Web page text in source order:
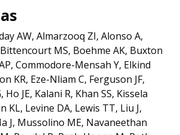
AW, Almarzooq ZI, Alonso A,
MS, Boehme AK, Buxton
Commodore-Mensah Y, Elkind
KR, Eze-Nliam C, Ferguson JF,
Ho JE, Kalani R, Khan SS, Kissela
KL, Levine DA, Lewis TT, Liu J,
J, Mussolino ME, Navaneethan